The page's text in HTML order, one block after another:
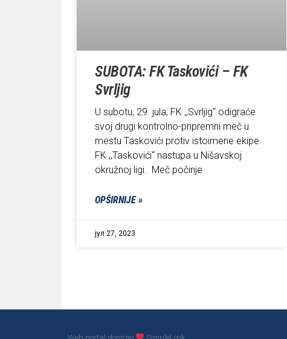
SUBOTA: FK Taskovići – FK
Svrljig
U subotu, 29. jula, FK ,,Svrljig“ odigraće
svoj drugi kontrolno-pripremni meč u
mestu Taskovići protiv istoimene ekipe.
FK ,,Taskovići“ nastupa u Nišavskoj
okružnoj ligi. Meč počinje
OPŠIRNIJE »
јул 27, 2023
Web portal donirao SimpleLook